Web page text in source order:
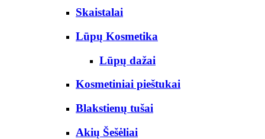
Skaistalai
Lūpų Kosmetika
Lūpų dažai
Kosmetiniai pieštukai
Blakstienų tušai
Akių Šešėliai